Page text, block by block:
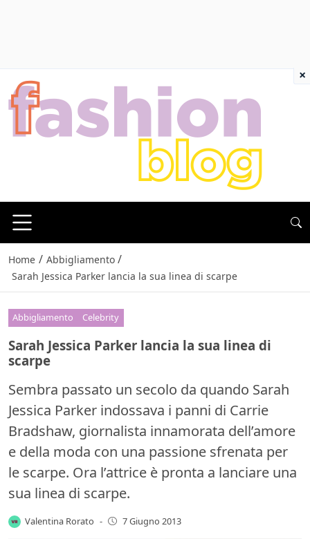
Home / Abbigliamento /
Sarah Jessica Parker lancia la sua linea di scarpe
Abbigliamento Celebrity
Sarah Jessica Parker lancia la sua linea di
scarpe
Sembra passato un secolo da quando Sarah
Jessica Parker indossava i panni di Carrie
Bradshaw, giornalista innamorata dell’amore
e della moda con una passione sfrenata per
le scarpe. Ora l’attrice è pronta a lanciare una
sua linea di scarpe.
Valentina Rorato - 7 Giugno 2013
×